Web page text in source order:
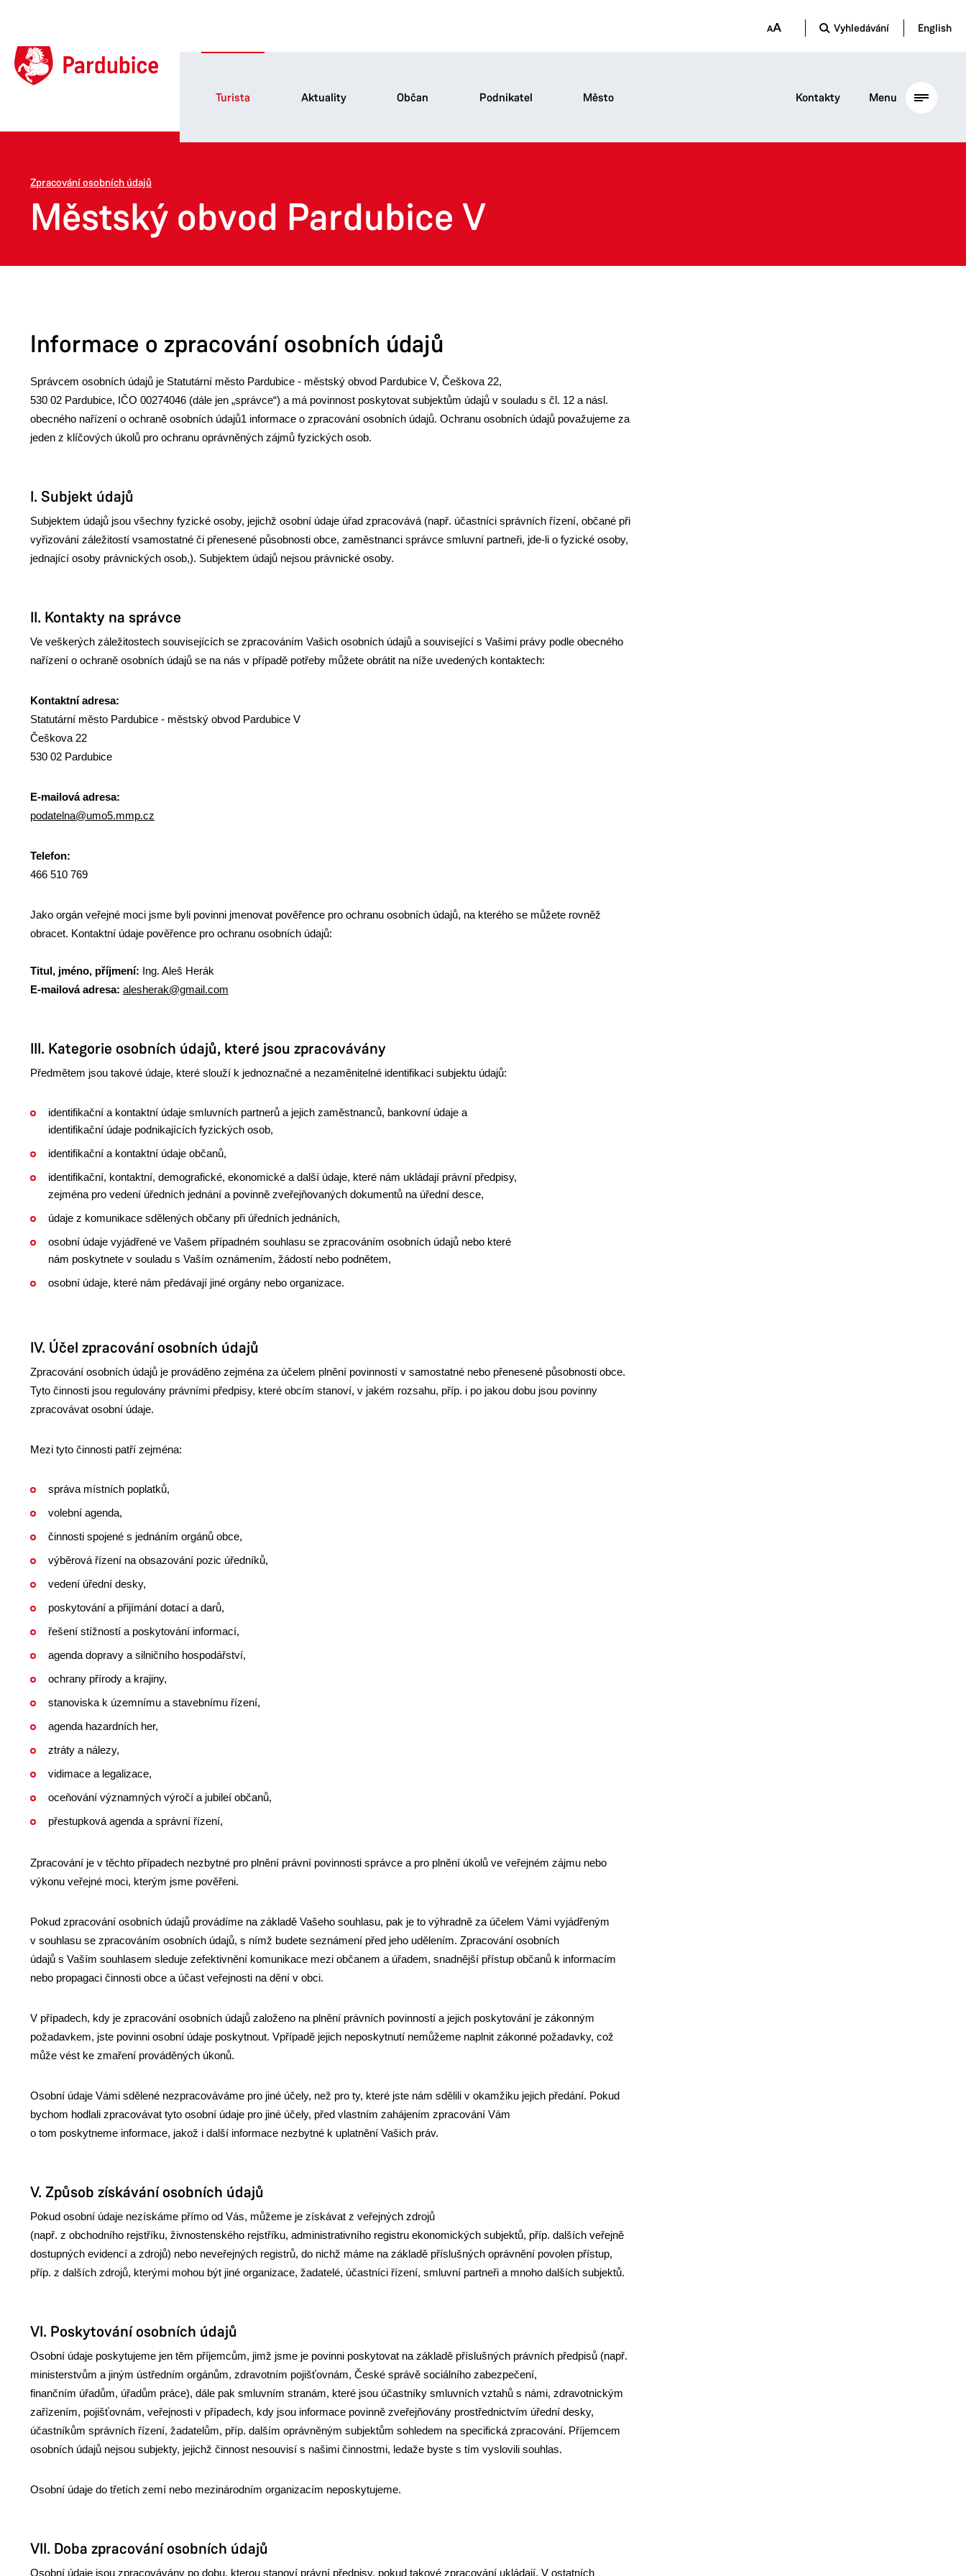
Vyhledávání English
Turista Aktuality Občan Podnikatel Město Kontakty Menu
Zpracování osobních údajů
Městský obvod Pardubice V
Informace o zpracování osobních údajů
Správcem osobních údajů je Statutární město Pardubice - městský obvod Pardubice V, Češkova 22,
530 02 Pardubice, IČO 00274046 (dále jen „správce“) a má povinnost poskytovat subjektům údajů v souladu s čl. 12 a násl.
obecného nařízení o ochraně osobních údajů1 informace o zpracování osobních údajů. Ochranu osobních údajů považujeme za
jeden z klíčových úkolů pro ochranu oprávněných zájmů fyzických osob.
I. Subjekt údajů
Subjektem údajů jsou všechny fyzické osoby, jejichž osobní údaje úřad zpracovává (např. účastníci správních řízení, občané při
vyřizování záležitostí vsamostatné či přenesené působnosti obce, zaměstnanci správce smluvní partneři, jde-li o fyzické osoby,
jednající osoby právnických osob,). Subjektem údajů nejsou právnické osoby.
II. Kontakty na správce
Ve veškerých záležitostech souvisejících se zpracováním Vašich osobních údajů a související s Vašimi právy podle obecného
nařízení o ochraně osobních údajů se na nás v případě potřeby můžete obrátit na níže uvedených kontaktech:
Kontaktní adresa:
Statutární město Pardubice - městský obvod Pardubice V
Češkova 22
530 02 Pardubice
E-mailová adresa:
podatelna@umo5.mmp.cz
Telefon:
466 510 769
Jako orgán veřejné moci jsme byli povinni jmenovat pověřence pro ochranu osobních údajů, na kterého se můžete rovněž
obracet. Kontaktní údaje pověřence pro ochranu osobních údajů:
Titul, jméno, příjmení: Ing. Aleš Herák
E-mailová adresa: alesherak@gmail.com
III. Kategorie osobních údajů, které jsou zpracovávány
Předmětem jsou takové údaje, které slouží k jednoznačné a nezaměnitelné identifikaci subjektu údajů:
identifikační a kontaktní údaje smluvních partnerů a jejich zaměstnanců, bankovní údaje a
identifikační údaje podnikajících fyzických osob,
identifikační a kontaktní údaje občanů,
identifikační, kontaktní, demografické, ekonomické a další údaje, které nám ukládají právní předpisy,
zejména pro vedení úředních jednání a povinně zveřejňovaných dokumentů na úřední desce,
údaje z komunikace sdělených občany při úředních jednáních,
osobní údaje vyjádřené ve Vašem případném souhlasu se zpracováním osobních údajů nebo které
nám poskytnete v souladu s Vaším oznámením, žádostí nebo podnětem,
osobní údaje, které nám předávají jiné orgány nebo organizace.
IV. Účel zpracování osobních údajů
Zpracování osobních údajů je prováděno zejména za účelem plnění povinností v samostatné nebo přenesené působnosti obce.
Tyto činnosti jsou regulovány právními předpisy, které obcím stanoví, v jakém rozsahu, příp. i po jakou dobu jsou povinny
zpracovávat osobní údaje.
Mezi tyto činnosti patří zejména:
správa místních poplatků,
volební agenda,
činnosti spojené s jednáním orgánů obce,
výběrová řízení na obsazování pozic úředníků,
vedení úřední desky,
poskytování a přijímání dotací a darů,
řešení stížností a poskytování informací,
agenda dopravy a silničního hospodářství,
ochrany přírody a krajiny,
stanoviska k územnímu a stavebnímu řízení,
agenda hazardních her,
ztráty a nálezy,
vidimace a legalizace,
oceňování významných výročí a jubileí občanů,
přestupková agenda a správní řízení,
Zpracování je v těchto případech nezbytné pro plnění právní povinnosti správce a pro plnění úkolů ve veřejném zájmu nebo
výkonu veřejné moci, kterým jsme pověřeni.
Pokud zpracování osobních údajů provádíme na základě Vašeho souhlasu, pak je to výhradně za účelem Vámi vyjádřeným
v souhlasu se zpracováním osobních údajů, s nímž budete seznámení před jeho udělením. Zpracování osobních
údajů s Vaším souhlasem sleduje zefektivnění komunikace mezi občanem a úřadem, snadnější přístup občanů k informacím
nebo propagaci činnosti obce a účast veřejnosti na dění v obci.
V případech, kdy je zpracování osobních údajů založeno na plnění právních povinností a jejich poskytování je zákonným
požadavkem, jste povinni osobní údaje poskytnout. Vpřípadě jejich neposkytnutí nemůžeme naplnit zákonné požadavky, což
může vést ke zmaření prováděných úkonů.
Osobní údaje Vámi sdělené nezpracováváme pro jiné účely, než pro ty, které jste nám sdělili v okamžiku jejich předání. Pokud
bychom hodlali zpracovávat tyto osobní údaje pro jiné účely, před vlastním zahájením zpracování Vám
o tom poskytneme informace, jakož i další informace nezbytné k uplatnění Vašich práv.
V. Způsob získávání osobních údajů
Pokud osobní údaje nezískáme přímo od Vás, můžeme je získávat z veřejných zdrojů
(např. z obchodního rejstříku, živnostenského rejstříku, administrativního registru ekonomických subjektů, příp. dalších veřejně
dostupných evidencí a zdrojů) nebo neveřejných registrů, do nichž máme na základě příslušných oprávnění povolen přístup,
příp. z dalších zdrojů, kterými mohou být jiné organizace, žadatelé, účastníci řízení, smluvní partneři a mnoho dalších subjektů.
VI. Poskytování osobních údajů
Osobní údaje poskytujeme jen těm příjemcům, jimž jsme je povinni poskytovat na základě příslušných právních předpisů (např.
ministerstvům a jiným ústředním orgánům, zdravotním pojišťovnám, České správě sociálního zabezpečení,
finančním úřadům, úřadům práce), dále pak smluvním stranám, které jsou účastníky smluvních vztahů s námi, zdravotnickým
zařízením, pojišťovnám, veřejnosti v případech, kdy jsou informace povinně zveřejňovány prostřednictvím úřední desky,
účastníkům správních řízení, žadatelům, příp. dalším oprávněným subjektům sohledem na specifická zpracování. Příjemcem
osobních údajů nejsou subjekty, jejichž činnost nesouvisí s našimi činnostmi, ledaže byste s tím vyslovili souhlas.
Osobní údaje do třetích zemí nebo mezinárodním organizacím neposkytujeme.
VII. Doba zpracování osobních údajů
Osobní údaje jsou zpracovávány po dobu, kterou stanoví právní předpisy, pokud takové zpracování ukládají. V ostatních